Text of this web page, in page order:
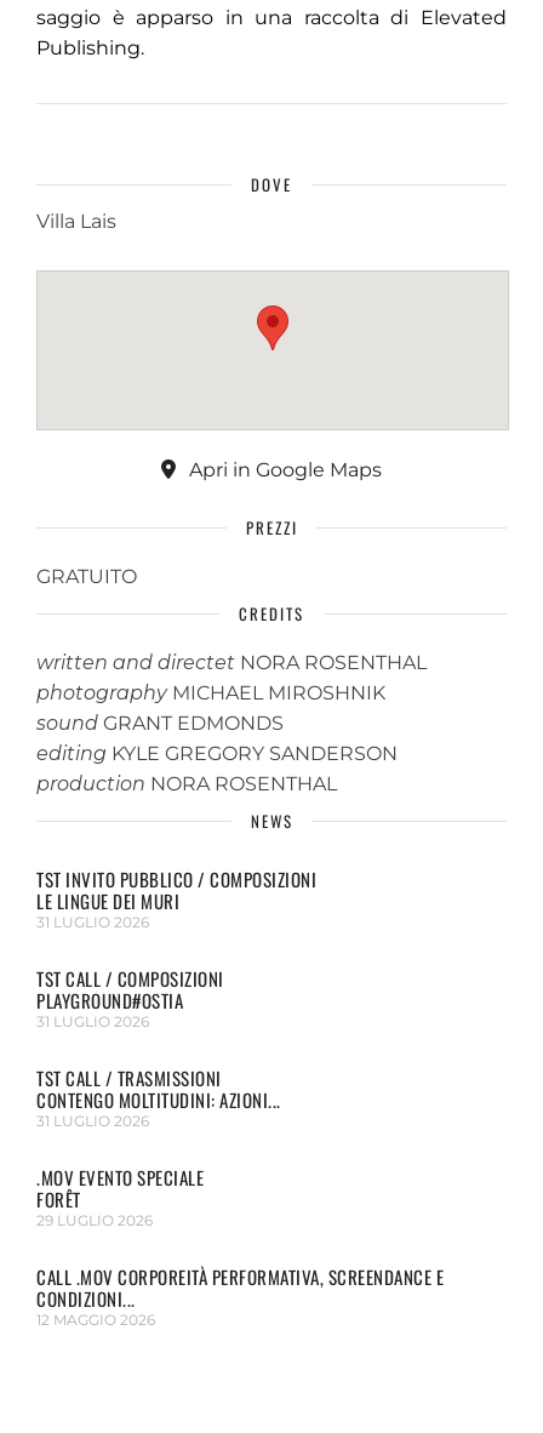
saggio è apparso in una raccolta di Elevated
Publishing.
DOVE
Villa Lais
Apri in Google Maps
PREZZI
GRATUITO
CREDITS
written and directet NORA ROSENTHAL
photographyMICHAEL MIROSHNIK
sound GRANT EDMONDS
editing KYLE GREGORY SANDERSON
production NORA ROSENTHAL
NEWS
TST INVITO PUBBLICO / COMPOSIZIONI
LE LINGUE DEI MURI
31 LUGLIO 2026
TST CALL / COMPOSIZIONI
PLAYGROUND#OSTIA
31 LUGLIO 2026
TST CALL / TRASMISSIONI
CONTENGO MOLTITUDINI: AZIONI...
31 LUGLIO 2026
.MOV EVENTO SPECIALE
FORÊT
29 LUGLIO 2026
CALL .MOV CORPOREITÀ PERFORMATIVA, SCREENDANCE E
CONDIZIONI...
12 MAGGIO 2026